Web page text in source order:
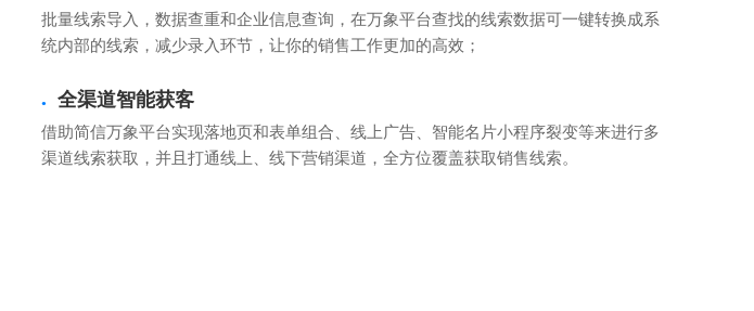
批量线索导入，数据查重和企业信息查询，在万象平台查找的线索数据可一键转换成系
统内部的线索，减少录入环节，让你的销售工作更加的高效；
● 全渠道智能获客
借助简信万象平台实现落地页和表单组合、线上广告、智能名片小程序裂变等来进行多
渠道线索获取，并且打通线上、线下营销渠道，全方位覆盖获取销售线索。